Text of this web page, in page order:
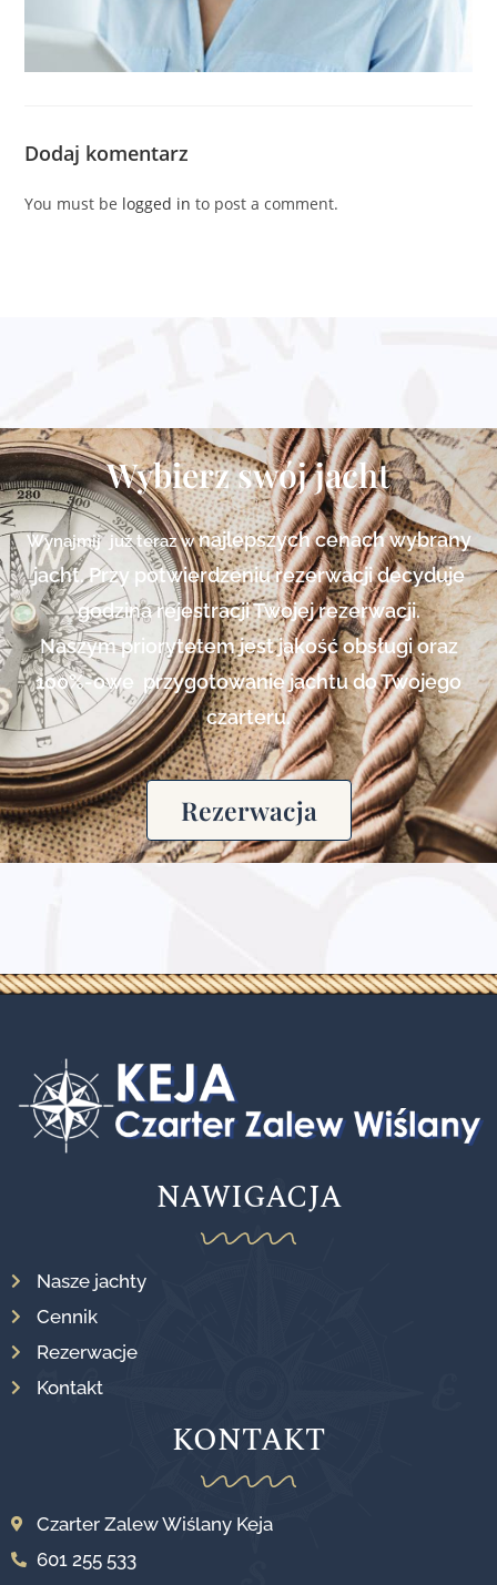
Dodaj komentarz
You must be logged in to post a comment.
Wybierz swój jacht
Wynajmij już teraz wnajlepszych cenachwybrany
jacht. Przy potwierdzeniu rezerwacji decyduje
godzina rejestracji Twojej rezerwacji.
Naszym priorytetem jest jakość obsługi oraz
100%-owe przygotowanie jachtu do Twojego
czarteru.
Rezerwacja
NAWIGACJA
Nasze jachty
Cennik
Rezerwacje
Kontakt
KONTAKT
Czarter Zalew Wiślany Keja
601 255 533